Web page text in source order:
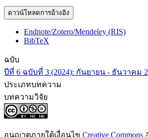
ดาวน์โหลดการอ้างอิง
Endnote/Zotero/Mendeley (RIS)
BibTeX
ฉบับ
ปีที่ 6 ฉบับที่ 3 (2024): กันยายน - ธันวาคม
ประเภทบทความ
บทความวิจัย
อนุญาตภายใต้เงื่อนไข Creative Commons